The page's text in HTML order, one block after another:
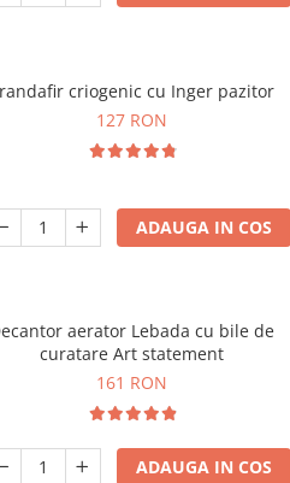
criogenic cu Inger pazitor
127 RON
ADAUGA IN COS
aerator Lebada cu bile de
curatare Art statement
161 RON
ADAUGA IN COS